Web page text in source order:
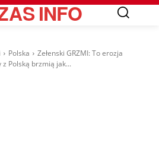
INFO
Polska
Zełenski GRZMI: To erozja
Polską brzmią jak...